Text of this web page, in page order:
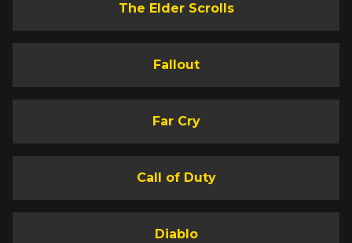
The Elder Scrolls
Fallout
Far Cry
Call of Duty
Diablo